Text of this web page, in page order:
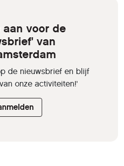
aan voor de
van
de nieuwsbrief en blijf
onze activiteiten!'